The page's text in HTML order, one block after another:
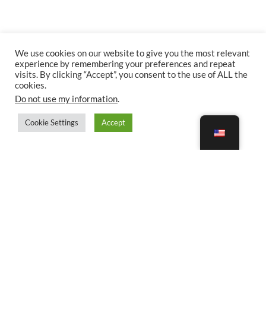
We use cookies on our website to give you the most relevant
experience by remembering your preferences and repeat
visits. By clicking “Accept”, you consent to the use of ALL the
cookies.
Do not use my information.
Cookie Settings Accept